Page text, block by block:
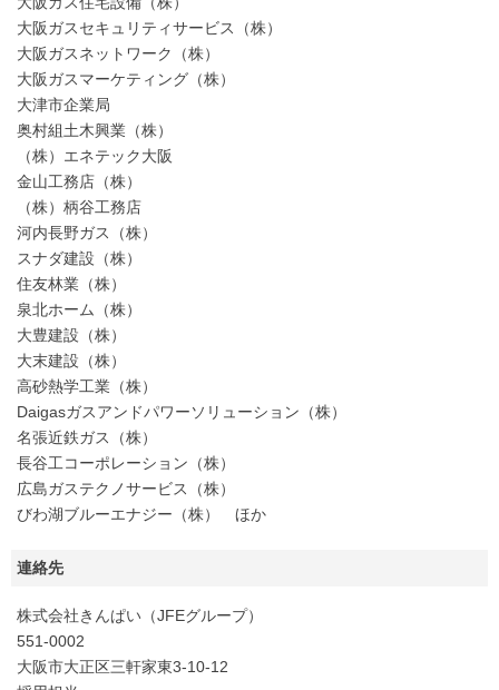
大阪ガスセキュリティサービス（株）
大阪ガスネットワーク（株）
大阪ガスマーケティング（株）
大津市企業局
奥村組土木興業（株）
（株）エネテック大阪
金山工務店（株）
（株）柄谷工務店
河内長野ガス（株）
スナダ建設（株）
住友林業（株）
泉北ホーム（株）
大豊建設（株）
大末建設（株）
高砂熱学工業（株）
Daigasガスアンドパワーソリューション（株）
名張近鉄ガス（株）
長谷工コーポレーション（株）
広島ガステクノサービス（株）
びわ湖ブルーエナジー（株） ほか
連絡先
株式会社きんぱい（JFEグループ）
551-0002
大阪市大正区三軒家東3-10-12